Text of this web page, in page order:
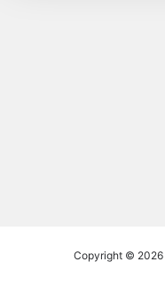
Copyright © 2026